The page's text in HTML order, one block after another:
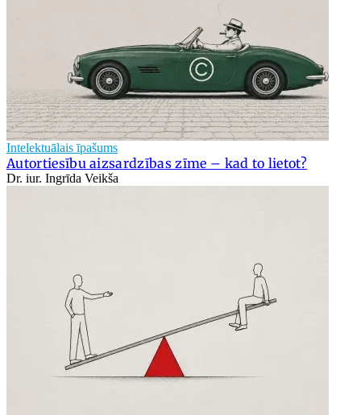
Intelektuālais īpašums
Autortiesību aizsardzības zīme – kad to lietot?
Dr. iur. Ingrīda Veikša